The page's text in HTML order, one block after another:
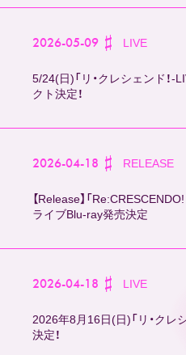
2026-05-09 LIVE
5/24(日)「リ・クレシェンド！-
クト決定！
2026-04-18 RELEASE
【Release】「
ライブBlu-ray発売決定
2026-04-18 LIVE
2026年8月16日(日)「リ・クレ
決定！